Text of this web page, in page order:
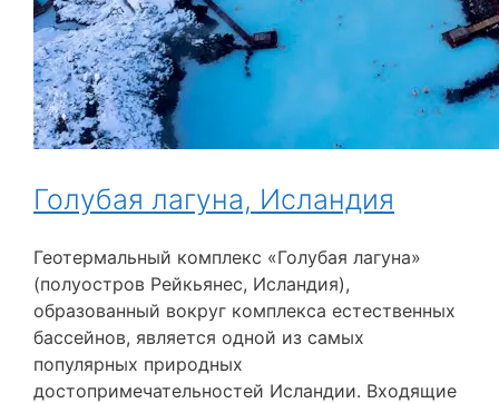
Голубая лагуна, Исландия
Геотермальный комплекс «Голубая лагуна»
(полуостров Рейкьянес, Исландия),
образованный вокруг комплекса естественных
бассейнов, является одной из самых
популярных природных
достопримечательностей Исландии. Входящие